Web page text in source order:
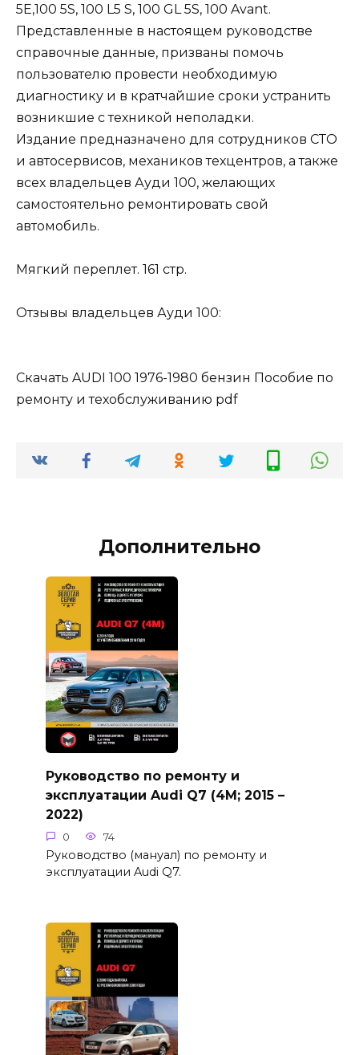
5E,100 5S, 100 L5 S, 100 GL 5S, 100 Avant.
Представленные в настоящем руководстве
справочные данные, призваны помочь
пользователю провести необходимую
диагностику и в кратчайшие сроки устранить
возникшие с техникой неполадки.
Издание предназначено для сотрудников СТО
и автосервисов, механиков техцентров, а также
всех владельцев Ауди 100, желающих
самостоятельно ремонтировать свой
автомобиль.
Мягкий переплет. 161 стр.
Отзывы владельцев Ауди 100:
Скачать AUDI 100 1976-1980 бензин Пособие по
ремонту и техобслуживанию pdf
Дополнительно
Руководство по ремонту и
эксплуатации Audi Q7 (4M; 2015 –
2022)
0 74
Руководство (мануал) по ремонту и
эксплуатации Audi Q7.